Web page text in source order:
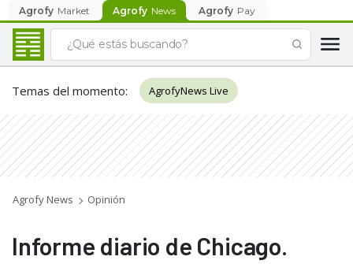
Agrofy Market Agrofy News Agrofy Pay
Temas del momento: AgrofyNews Live
Agrofy News Opinión
Informe diario de Chicago.